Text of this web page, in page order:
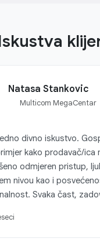
Natasa Stankovic
Multicom MegaCentar
divno iskustvo.
kako prodavač/ica
odmjeren pristup,
nivou kao i
Svaka čast,